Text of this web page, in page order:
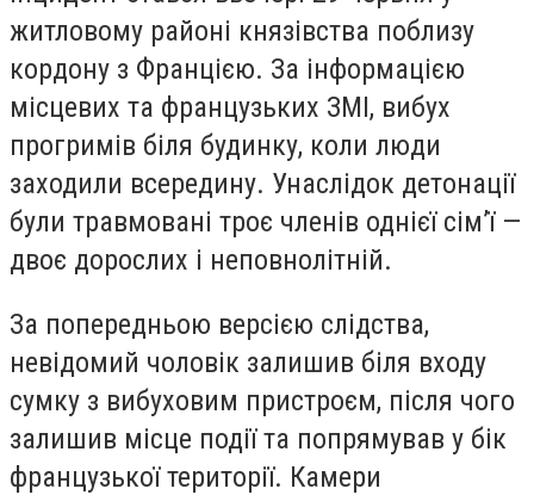
житловому районі князівства поблизу
кордону з Францією. За інформацією
місцевих та французьких ЗМІ, вибух
прогримів біля будинку, коли люди
заходили всередину. Унаслідок детонації
були травмовані троє членів однієї сім’ї —
двоє дорослих і неповнолітній.
За попередньою версією слідства,
невідомий чоловік залишив біля входу
сумку з вибуховим пристроєм, після чого
залишив місце події та попрямував у бік
французької території. Камери